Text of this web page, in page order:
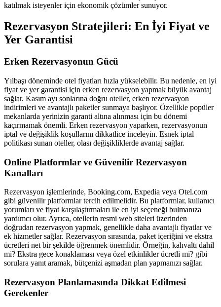
katılmak isteyenler için ekonomik çözümler sunuyor.
Rezervasyon Stratejileri: En İyi Fiyat ve
Yer Garantisi
Erken Rezervasyonun Gücü
Yılbaşı döneminde otel fiyatları hızla yükselebilir. Bu nedenle, en iyi
fiyat ve yer garantisi için erken rezervasyon yapmak büyük avantaj
sağlar. Kasım ayı sonlarına doğru oteller, erken rezervasyon
indirimleri ve avantajlı paketler sunmaya başlıyor. Özellikle popüler
mekanlarda yerinizin garanti altına alınması için bu dönemi
kaçırmamak önemli. Erken rezervasyon yaparken, rezervasyonun
iptal ve değişiklik koşullarını dikkatlice inceleyin. Esnek iptal
politikası sunan oteller, olası değişikliklerde avantaj sağlar.
Online Platformlar ve Güvenilir Rezervasyon
Kanalları
Rezervasyon işlemlerinde, Booking.com, Expedia veya Otel.com
gibi güvenilir platformlar tercih edilmelidir. Bu platformlar, kullanıcı
yorumları ve fiyat karşılaştırmaları ile en iyi seçeneği bulmanıza
yardımcı olur. Ayrıca, otellerin resmi web siteleri üzerinden
doğrudan rezervasyon yapmak, genellikle daha avantajlı fiyatlar ve
ek hizmetler sağlar. Rezervasyon sırasında, paket içeriğini ve ekstra
ücretleri net bir şekilde öğrenmek önemlidir. Örneğin, kahvaltı dahil
mi? Ekstra gece konaklaması veya özel etkinlikler ücretli mi? gibi
sorulara yanıt aramak, bütçenizi aşmadan plan yapmanızı sağlar.
Rezervasyon Planlamasında Dikkat Edilmesi
Gerekenler